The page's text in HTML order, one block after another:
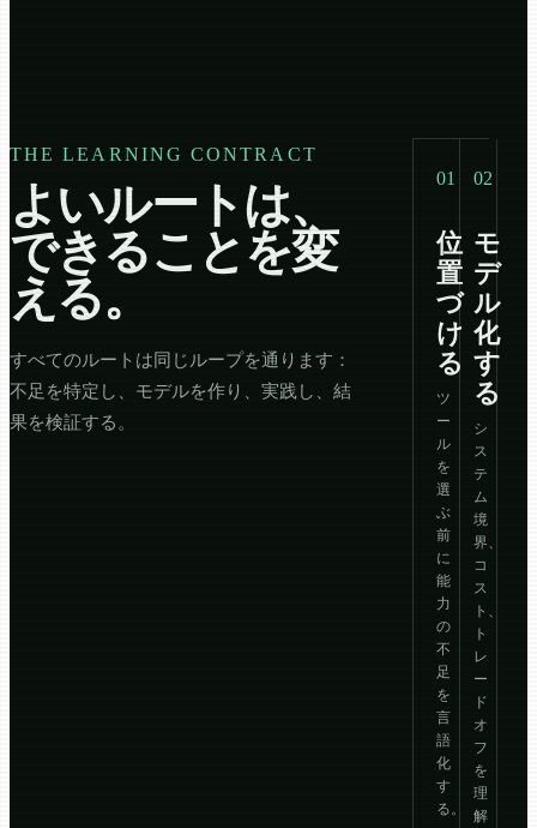
THE LEARNING CONTRACT
よいルートは、
できることを変
える。
すべてのルートは同じループを通ります：
不足を特定し、モデルを作り、実践し、結
果を検証する。
01
位
置
づ
け
る
ツ
ー
ル
を
選
ぶ
前
に
能
力
の
不
足
を
言
語
化
す
る。
02
モ
デ
ル
化
す
る
シ
ス
テ
ム
境
界、
コ
ス
ト、
ト
レ
ー
ド
オ
フ
を
理
解